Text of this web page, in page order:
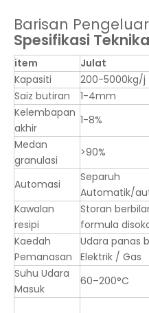
Barisan
Spesifikasi
item Julat
Kapasiti
200-5000kg/j
Saiz butiran
1-4mm
Kelembapan
akhir
1-8%
Medan
granulasi
>90%
Automasi
Separuh
Automatik/
Kawalan
resipi
Storan
formula
Kaedah
Pemanasan
Udara panas
Elektrik / Gas
Suhu Udara
Masuk
60–200°C